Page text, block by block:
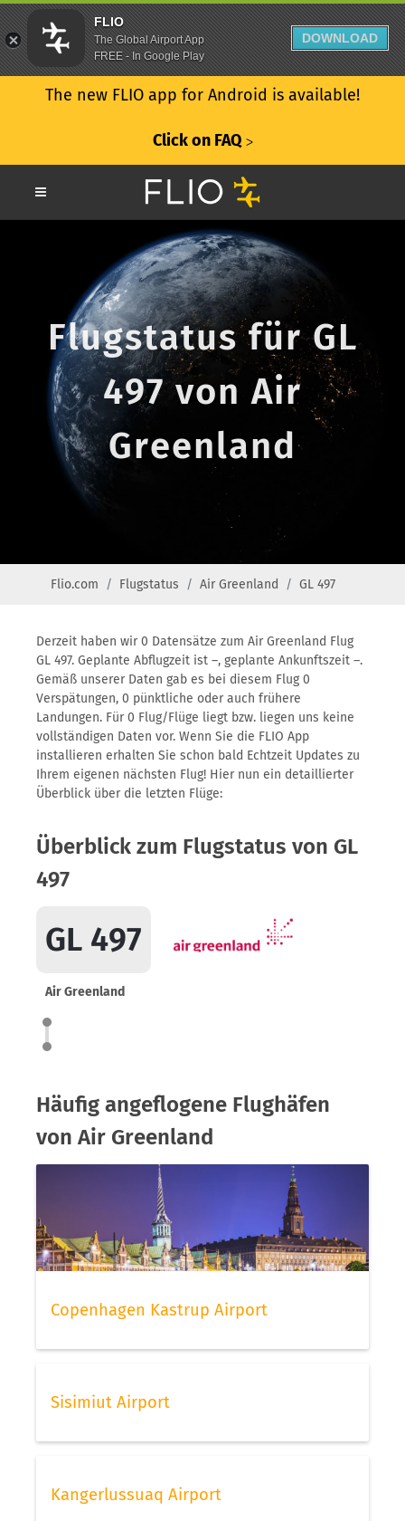
The new FLIO app for Android is available!
Click on FAQ ᐳ
Flugstatus für GL
497 von Air
Greenland
Flio.com Flugstatus Air Greenland GL 497
Derzeit haben wir 0 Datensätze zum Air Greenland Flug
GL 497. Geplante Abflugzeit ist –, geplante Ankunftszeit –.
Gemäß unserer Daten gab es bei diesem Flug 0
Verspätungen, 0 pünktliche oder auch frühere
Landungen. Für 0 Flug/Flüge liegt bzw. liegen uns keine
vollständigen Daten vor. Wenn Sie die FLIO App
installieren erhalten Sie schon bald Echtzeit Updates zu
Ihrem eigenen nächsten Flug! Hier nun ein detaillierter
Überblick über die letzten Flüge:
Überblick zum Flugstatus von GL
497
GL 497
Air Greenland
Häufig angeflogene Flughäfen
von Air Greenland
Copenhagen Kastrup Airport
Sisimiut Airport
Kangerlussuaq Airport
FLIO
The Global Airport App
FREE - In Google Play
DOWNLOAD